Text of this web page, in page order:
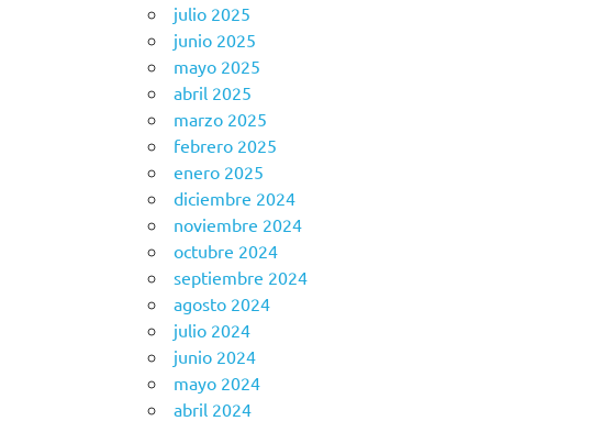
julio 2025
junio 2025
mayo 2025
abril 2025
marzo 2025
febrero 2025
enero 2025
diciembre 2024
noviembre 2024
octubre 2024
septiembre 2024
agosto 2024
julio 2024
junio 2024
mayo 2024
abril 2024